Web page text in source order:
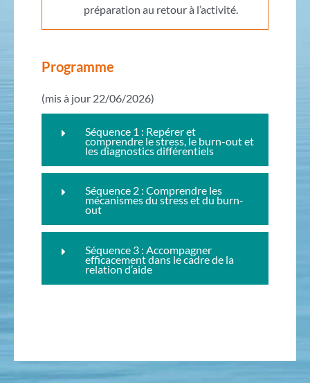
préparation au retour à l’activité.
Programme
(mis à jour 22/06/2026)
Séquence 1 : Repérer et
comprendre le stress, le burn-out et
les diagnostics différentiels
Séquence 2 : Comprendre les
mécanismes du stress et du burn-
out
Séquence 3 : Accompagner
efficacement dans le cadre de la
relation d’aide